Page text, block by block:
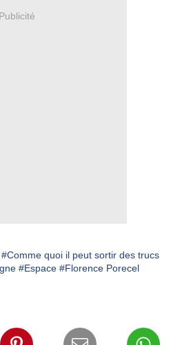
Publicité
#Comme quoi il peut sortir des trucs
#Espace #Florence Porecel